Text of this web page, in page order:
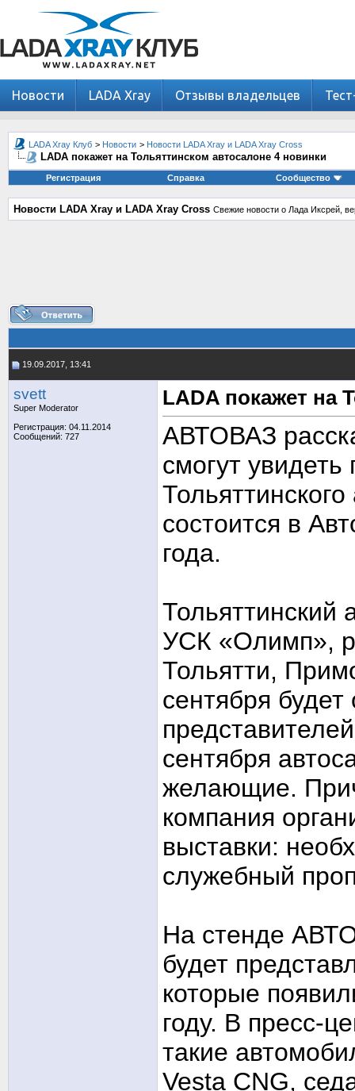
Новости LADA Xray Отзывы владельцев
LADA Xray Клуб > Новости > Новости LADA Xray и LADA Xray Cross
LADA покажет на Тольяттинском автосалоне 4 новинки
Регистрация Справка Сообщество
Новости LADA Xray и LADA Xray Cross Свежие новости о Лада Иксрей,
19.09.2017, 13:41
svett
Super Moderator
Регистрация: 04.11.2014
Сообщений: 727
LADA покажет на
АВТОВАЗ
смогут увидеть
состоится в
года.
Тольяттинский
УСК «Олимп»,
Тольятти,
сентября
сентября
желающие.
компания
выставки:
служебный
На стенде
будет
которые
году. В пресс-
такие
Vesta CNG,